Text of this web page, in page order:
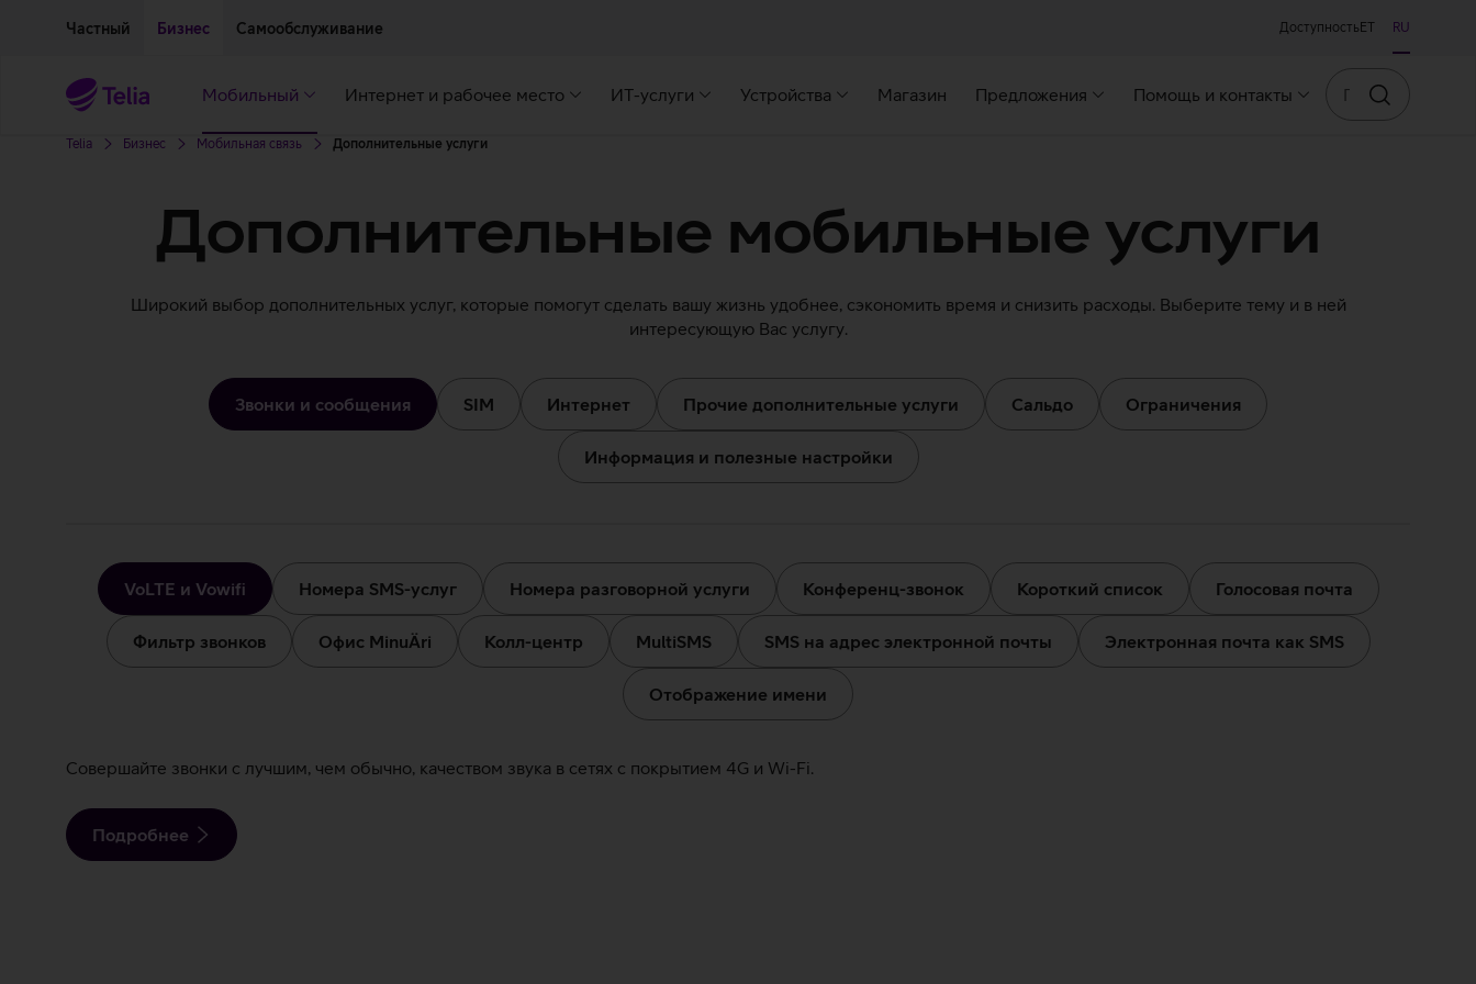
Частный Бизнес Самообслуживание Доступность ET RU
Мобильный Интернет и рабочее место ИТ-услуги Устройства Магазин Предложения Помощь и контакты
Искать
Telia Бизнес Мобильная связь Дополнительные услуги
Дополнительные мобильные услуги
Широкий выбор дополнительных услуг, которые помогут сделать вашу жизнь удобнее, сэкономить время и снизить расходы. Выберите тему и в ней
интересующую Вас услугу.
Звонки и сообщения SIM Интернет Прочие дополнительные услуги Сальдо Ограничения
Информация и полезные настройки
сообщения
VoLTE и Vowifi Номера SMS-услуг Номера разговорной услуги Конференц-звонок Короткий список Голосовая почта
Фильтр звонков Офис MinuÄri Колл-центр MultiSMS SMS на адрес электронной почты Электронная почта как SMS
Отображение имени
VoLTE
и
Vowifi
Совершайте звонки с лучшим, чем обычно, качеством звука в сетях с покрытием 4G и Wi-Fi.
Подробнее